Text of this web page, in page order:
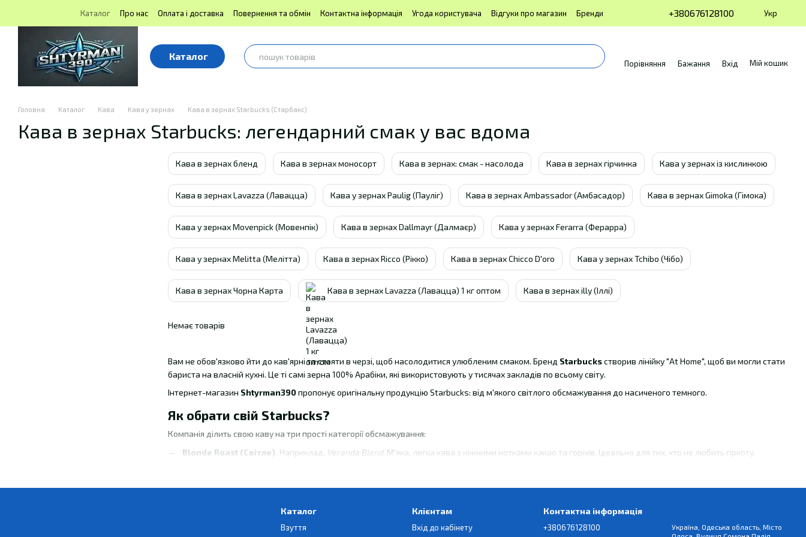
Перейти до основного контенту
Каталог Про нас Оплата і доставка Повернення та обмін Контактна інформація Угода користувача Відгуки про магазин
Бренди
Блог | Shtyrman390
Публічна оферта
+380676128100 Укр
Каталог
Порівняння Бажання Вхід Мій кошик
Головна Каталог Кава Кава у зернах Кава в зернах Starbucks (Старбакс)
Кава в зернах Starbucks: легендарний смак у вас вдома
Кава в зернах бленд Кава в зернах моносорт Кава в зернах: смак - насолода Кава в зернах гірчинка Кава у зернах із кислинкою
Кава в зернах Lavazza (Лавацца) Кава у зернах Paulig (Пауліг) Кава в зернах Ambassador (Амбасадор) Кава в зернах Gimoka (Гімока)
Кава у зернах Movenpick (Мовенпік) Кава в зернах Dallmayr (Далмаєр) Кава у зернах Ferarra (Ферарра)
Кава у зернах Melitta (Мелітта) Кава в зернах Ricco (Рікко) Кава в зернах Chicco D'oro Кава у зернах Tchibo (Чібо)
Кава в зернах Чорна Карта Кава в зернах Lavazza (Лавацца) 1 кг оптом Кава в зернах illy (Іллі)
Вам не обов'язково йти до кав'ярні та стояти в черзі, щоб насолодитися улюбленим смаком. Бренд Starbucksстворив лінійку "At Home", щоб ви могли стати
бариста на власній кухні. Це ті самі зерна 100% Арабіки, які використовують у тисячах закладів по всьому світу.
Інтернет-магазин Shtyrman390пропонує оригінальну продукцію Starbucks: від м'якого світлого обсмажування до насиченого темного.
Як обрати свій Starbucks?
Компанія ділить свою каву на три прості категорії обсмажування:
Blonde Roast (Світле). Наприклад, Veranda Blend. М'яка, легка кава з ніжними нотками какао та горіхів. Ідеально для тих, хто не любить гіркоту.
Dark Roast (Темне).КласичнийEspresso Roast. Потужна, інтенсивна кава з карамельними нотками. Саме вона є основою для всіх лате та капучино в
Немає товарів
Каталог
Взуття
Клієнтам
Вхід до кабінету
Контактна інформація
+380676128100
Україна, Одеська область, Місто